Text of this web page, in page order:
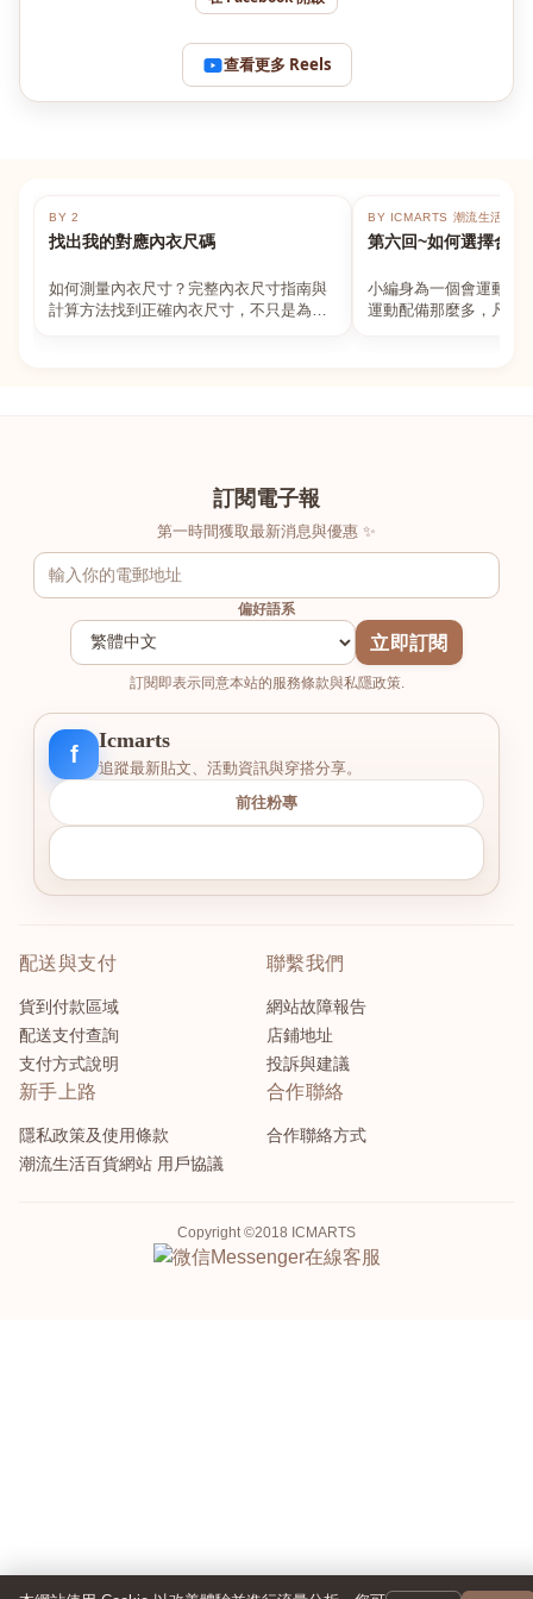
查看更多 Reels
BY 2
找出我的對應內衣尺碼
如何測量內衣尺寸？完整內衣尺寸指南與
計算方法找到正確內衣尺寸，不只是為了
BY ICMARTS 潮流生活百貨
第六回~如何選擇合適
小編身為一個會運動的
運動配備那麼多，凡舉
訂閱電子報
第一時間獲取最新消息與優惠 ✨
偏好語系
立即訂閱
訂閱即表示同意本站的服務條款與私隱政策.
f
Icmarts
追蹤最新貼文、活動資訊與穿搭分享。
前往粉專
配送與支付
貨到付款區域
配送支付查詢
支付方式說明
聯繫我們
網站故障報告
店鋪地址
投訴與建議
新手上路
隱私政策及使用條款
潮流生活百貨網站 用戶協議
合作聯絡
合作聯絡方式
Copyright ©2018 ICMARTS
Messenger在線客服